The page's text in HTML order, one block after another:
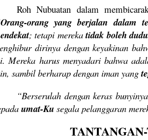
Roh Nubuatan dalam
Orang-orang yang berjalan dalam
; tetapi merekatidak boleh
dirinya dengan keyakinan
Mereka harus menyadari bahwa
sambil berharap dengan iman yang
“Berserulah dengan keras
umat-Ku segala pelanggaran